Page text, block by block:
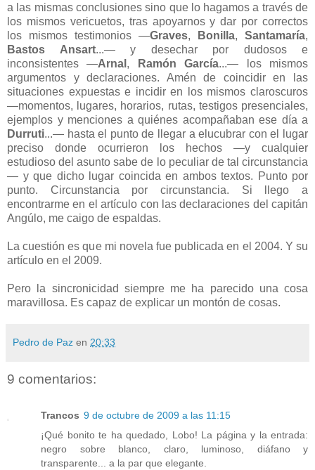
a las mismas conclusiones sino que lo hagamos a través de
los mismos vericuetos, tras apoyarnos y dar por correctos
los mismos testimonios —Graves, Bonilla, Santamaría,
Bastos Ansart...— y desechar por dudosos e
inconsistentes —Arnal , Ramón García...— los mismos
argumentos y declaraciones. Amén de coincidir en las
situaciones expuestas e incidir en los mismos claroscuros
—momentos, lugares, horarios, rutas, testigos presenciales,
ejemplos y menciones a quiénes acompañaban ese día a
Durruti...— hasta el punto de llegar a elucubrar con el lugar
preciso donde ocurrieron los hechos —y cualquier
estudioso del asunto sabe de lo peculiar de tal circunstancia
— y que dicho lugar coincida en ambos textos. Punto por
punto. Circunstancia por circunstancia. Si llego a
encontrarme en el artículo con las declaraciones del capitán
Angúlo, me caigo de espaldas.
La cuestión es que mi novela fue publicada en el 2004. Y su
artículo en el 2009.
Pero la sincronicidad siempre me ha parecido una cosa
maravillosa. Es capaz de explicar un montón de cosas.
Pedro de Paz en 20:33
9 comentarios:
Trancos 9 de octubre de 2009 a las 11:15
¡Qué bonito te ha quedado, Lobo! La página y la entrada:
negro sobre blanco, claro, luminoso, diáfano y
transparente... a la par que elegante.